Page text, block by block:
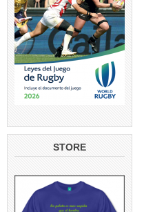
STORE